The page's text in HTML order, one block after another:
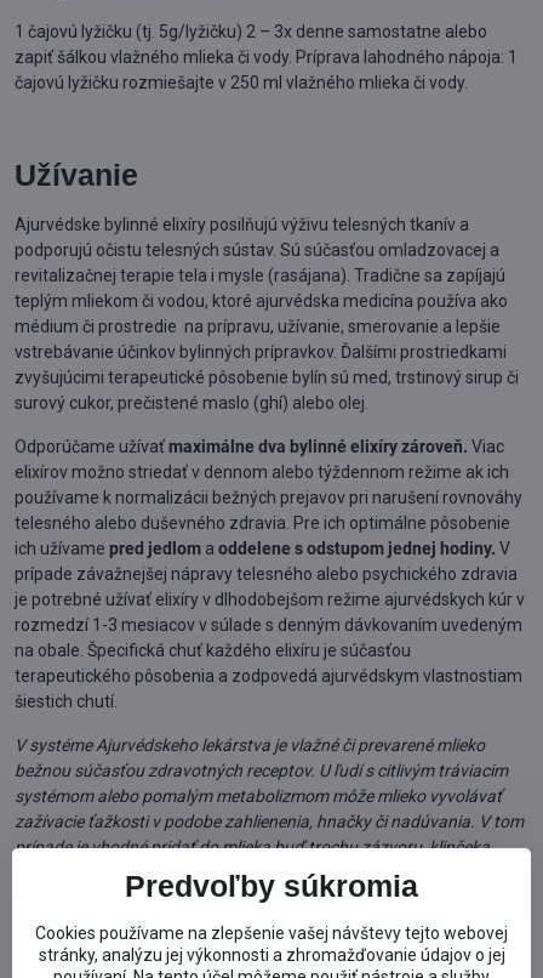
1 čajovú lyžičku (tj. 5g/lyžičku) 2 – 3x denne samostatne alebo
zapiť šálkou vlažného mlieka či vody. Príprava lahodného nápoja: 1
čajovú lyžičku rozmiešajte v 250 ml vlažného mlieka či vody.
Užívanie
Ajurvédske bylinné elixíry posilňujú výživu telesných tkanív a
podporujú očistu telesných sústav. Sú súčasťou omladzovacej a
revitalizačnej terapie tela i mysle (rasájana). Tradične sa zapíjajú
teplým mliekom či vodou, ktoré ajurvédska medicína používa ako
médium či prostredie na prípravu, užívanie, smerovanie a lepšie
vstrebávanie účinkov bylinných prípravkov. Ďalšími prostriedkami
zvyšujúcimi terapeutické pôsobenie bylín sú med, trstinový sirup či
surový cukor, prečistené maslo (ghí) alebo olej.
Odporúčame užívaťmaximálne dva bylinné elixíry zároveň. Viac
elixírov možno striedať v dennom alebo týždennom režime ak ich
používame k normalizácii bežných prejavov pri narušení rovnováhy
telesného alebo duševného zdravia. Pre ich optimálne pôsobenie
ich užívame pred jedlom a oddelene s odstupom jednej hodiny. V
prípade závažnejšej nápravy telesného alebo psychického zdravia
je potrebné užívať elixíry v dlhodobejšom režime ajurvédskych kúr v
rozmedzí 1-3 mesiacov v súlade s denným dávkovaním uvedeným
na obale. Špecifická chuť každého elixíru je súčasťou
terapeutického pôsobenia a zodpovedá ajurvédskym vlastnostiam
šiestich chutí.
V systéme Ajurvédskeho lekárstva je vlažné či prevarené mlieko
bežnou súčasťou zdravotných receptov. U ľudí s citlivým tráviacim
systémom alebo pomalým metabolizmom môže mlieko vyvolávať
zažívacie ťažkosti v podobe zahlienenia, hnačky či nadúvania. V tom
prípade je vhodné pridať do mlieka buď trochu zázvoru, klinčeka,
kardamónu, škorice alebo muškátového orieška pre zlepšenie
tráviaceho ohňa. V našom prostredí je najvhodnejšie konzumovať
kravské mlieko predovšetkým v bio kvalite.
Predvoľby súkromia
Cookies používame na zlepšenie vašej návštevy tejto webovej
stránky, analýzu jej výkonnosti a zhromažďovanie údajov o jej